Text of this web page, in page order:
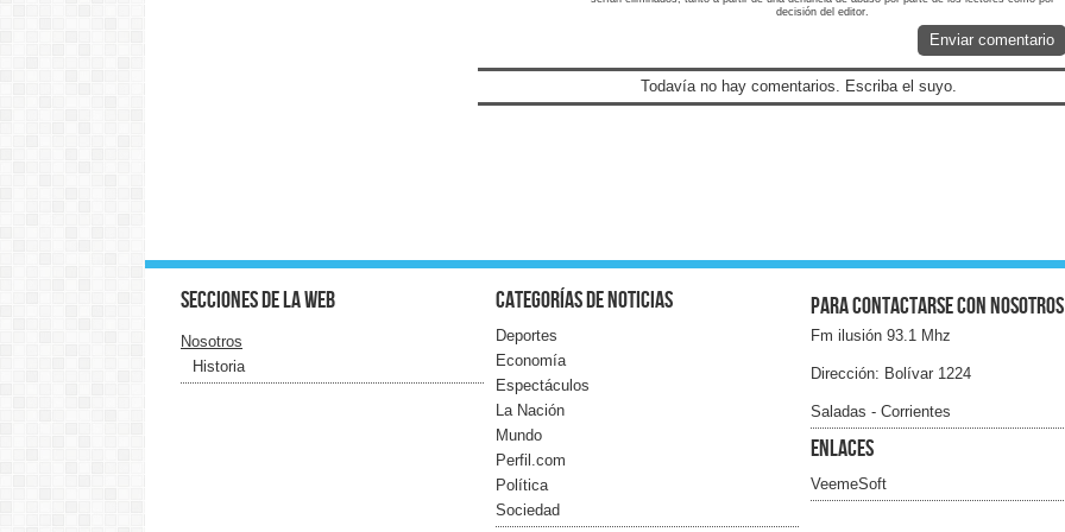
decisión del editor.
Enviar comentario
Todavía no hay comentarios. Escriba el suyo.
Secciones de la web
Nosotros
Historia
Categorías de noticias
Deportes
Economía
Espectáculos
La Nación
Mundo
Perfil.com
Política
Sociedad
Para contactarse con nosotros
Fm ilusión 93.1 Mhz
Dirección: Bolívar 1224
Saladas - Corrientes
Enlaces
VeemeSoft